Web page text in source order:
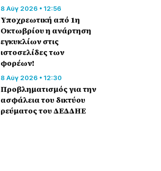
8 Αύγ 2026 • 12:56
Υποχρεωτική από 1η
Οκτωβρίου η ανάρτηση
εγκυκλίων στις
ιστοσελίδες των
φορέων!
8 Αύγ 2026 • 12:30
Προβληματισμός για την
ασφάλεια του δικτύου
ρεύματος του ΔΕΔΔΗΕ